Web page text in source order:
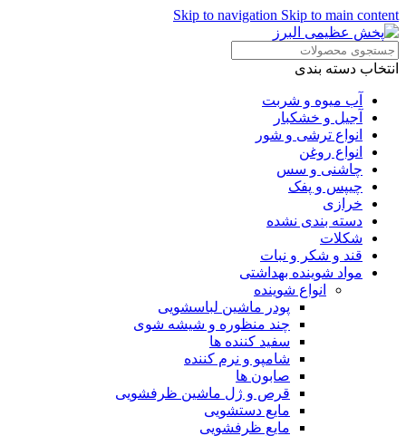
Skip to navigation Skip to main content
انتخاب دسته بندی
آب میوه و شربت
آجیل و خشکبار
انواع ترشی و شور
انواع روغن
چاشنی و سس
چیپس و پفک
خرازی
دسته بندی نشده
شکلات
قند و شکر و نبات
مواد شوینده بهداشتی
انواع شوینده
پودر ماشین لباسشویی
چند منظوره و شیشه شوی
سفید کننده ها
شامپو و نرم کننده
صابون ها
قرص و ژل ماشین ظرفشویی
مایع دستشویی
مایع ظرفشویی